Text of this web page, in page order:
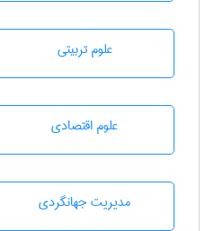
علوم تربيتی
علوم اقتصادی
مديريت جهانگردی